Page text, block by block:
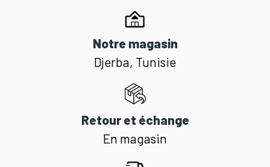
Notre magasin
Djerba, Tunisie
Retour et échange
En magasin